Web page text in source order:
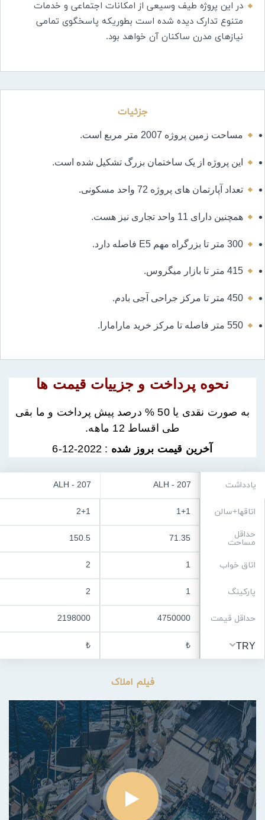
در این پروژه طیف وسیعی از امکانات اجتماعی و خدمات
متنوع تدارک دیده شده است بطوریکه پاسخگوی تمامی
نیازهای مدرن ساکنان آن خواهد بود.
جزئیات
مساحت زمین پروژه 2007 متر مربع است.
این پروژه از یک ساختمان بزرگ تشکیل شده است.
تعداد آپارتمان های پروژه 72 واحد مسکونی.
همچنین دارای 11 واحد تجاری نیز هست.
300 متر تا بزرگراه مهم E5 فاصله دارد.
415 متر تا بازار میگروس.
450 متر تا مرکز جراحی آجی بادم.
550 متر فاصله تا مرکز خرید مارامارا.
نحوه پرداخت و جزییات قیمت ها
به صورت نقدی یا 50 % درصد پیش پرداخت و ما بقی
طی اقساط 12 ماهه.
آخرین قیمت بروز شده : 2022-12-6
یادداشت
اتاقها+سالن
حداقل
مساحت
اتاق خواب
پارکینگ
حداقل قیمت
TRY
ALH - 207
1+1
71.35
1
1
4750000
₺
ALH - 207
2+1
150.5
2
2
2198000
₺
فیلم املاک